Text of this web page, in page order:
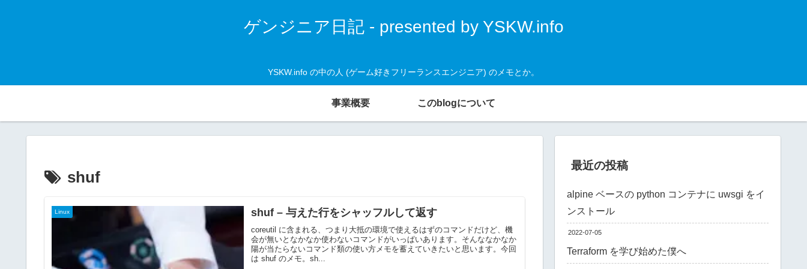
ゲンジニア日記 - presented by YSKW.info
YSKW.info の中の人 (ゲーム好きフリーランスエンジニア) のメモとか。
事業概要 このblogについて
shuf
Linux shuf – 与えた行をシャッフルして返す
coreutil に含まれる、つまり大抵の環境で使えるはずのコマンドだけど、機
会が無いとなかなか使わないコマンドがいっぱいあります。そんななかなか
陽が当たらないコマンド類の使い方メモを蓄えていきたいと思います。今回
は shuf のメモ。sh...
最近の投稿
alpine ベースの python コンテナに uwsgi をイ
ンストール
2022-07-05
Terraform を学び始めた僕へ